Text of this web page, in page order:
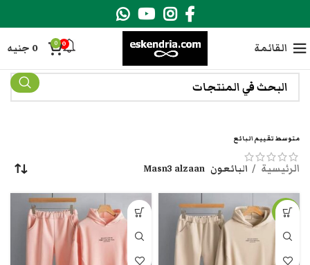
القائمة 0
0
0 جنيه
متوسط تقييم البائع
الرئيسية البائعون Masn3 alzaan
-18%